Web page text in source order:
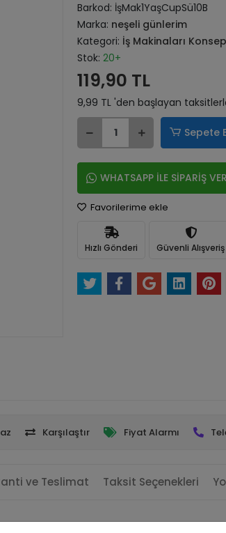
Barkod: İşMak1YaşCupSü10B
Marka: neşeli günlerim
Kategori: İş Makinaları
Stok: 20+
119,90 TL
9,99 TL 'den başlayan
Sepete
WHATSAPP İLE SİPARİŞ VER
Favorilerime ekle
Hızlı Gönderi Güvenli Alışveriş
Karşılaştır Fiyat Alarmı
ve Teslimat Taksit Seçenekleri